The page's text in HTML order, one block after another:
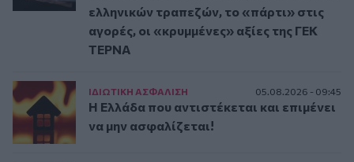
ελληνικών τραπεζών, το «πάρτι» στις
αγορές, οι «κρυμμένες» αξίες της ΓΕΚ
ΤΕΡΝΑ
ΙΔΙΩΤΙΚΗ ΑΣΦAΛΙΣΗ 05.08.2026 - 09:45
Η Ελλάδα που αντιστέκεται και επιμένει
να μην ασφαλίζεται!